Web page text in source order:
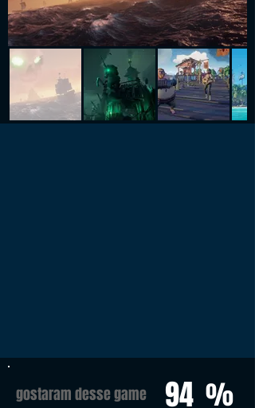
gostaram desse game 94 %